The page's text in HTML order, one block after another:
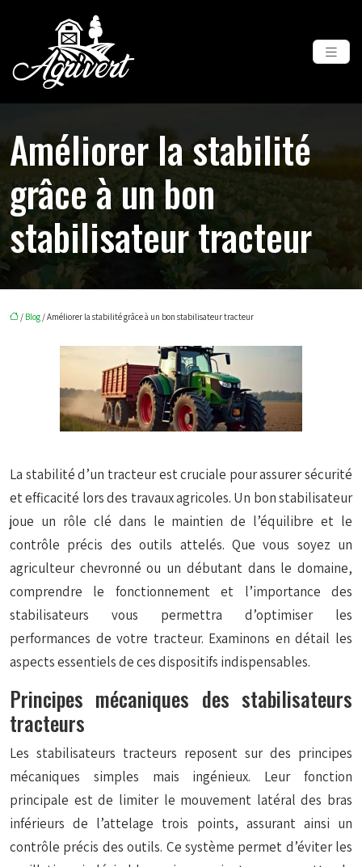
Améliorer la stabilité
grâce à un bon
stabilisateur tracteur
/ Blog / Améliorer la stabilité grâce à un bon stabilisateur tracteur
La stabilité d’un tracteur est cruciale pour assurer sécurité
et efficacité lors des travaux agricoles. Un bon stabilisateur
joue un rôle clé dans le maintien de l’équilibre et le
contrôle précis des outils attelés. Que vous soyez un
agriculteur chevronné ou un débutant dans le domaine,
comprendre le fonctionnement et l’importance des
stabilisateurs vous permettra d’optimiser les
performances de votre tracteur. Examinons en détail les
aspects essentiels de ces dispositifs indispensables.
Principes mécaniques des stabilisateurs
tracteurs
Les stabilisateurs tracteurs reposent sur des principes
mécaniques simples mais ingénieux. Leur fonction
principale est de limiter le mouvement latéral des bras
inférieurs de l’attelage trois points, assurant ainsi un
contrôle précis des outils. Ce système permet d’éviter les